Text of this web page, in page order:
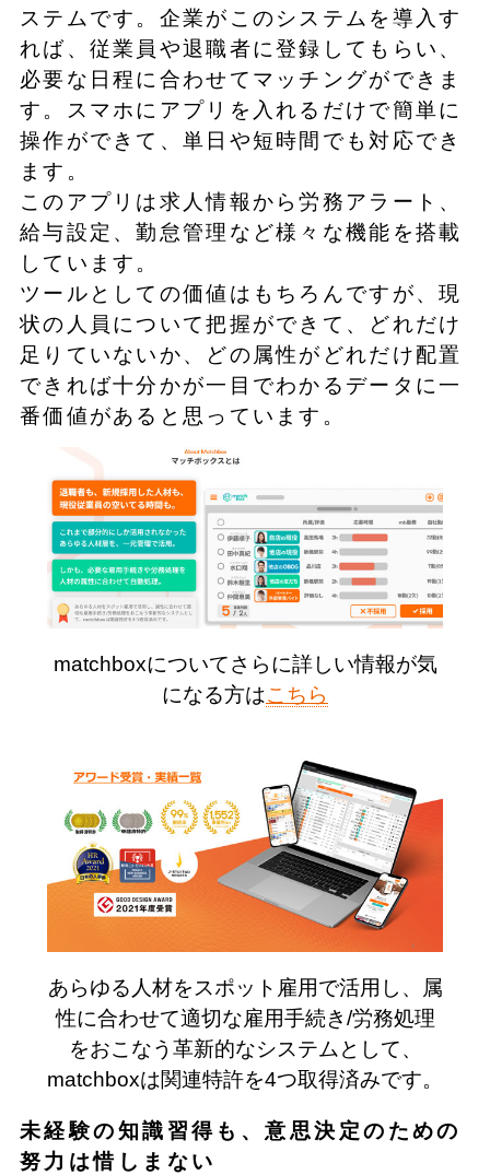
ステムです。企業がこのシステムを導入す
れば、従業員や退職者に登録してもらい、
必要な日程に合わせてマッチングができま
す。スマホにアプリを入れるだけで簡単に
操作ができて、単日や短時間でも対応でき
ます。
このアプリは求人情報から労務アラート、
給与設定、勤怠管理など様々な機能を搭載
しています。
ツールとしての価値はもちろんですが、現
状の人員について把握ができて、どれだけ
足りていないか、どの属性がどれだけ配置
できれば十分かが一目でわかるデータに一
番価値があると思っています。
matchboxについてさらに詳しい情報が気
になる方はこちら
あらゆる人材をスポット雇用で活用し、属
性に合わせて適切な雇用手続き/労務処理
をおこなう革新的なシステムとして、
matchboxは関連特許を4つ取得済みです。
未経験の知識習得も、意思決定のための
努力は惜しまない